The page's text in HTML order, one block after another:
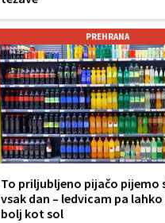
PREHRANA
To priljubljeno pijačo pijemo
vsak dan – ledvicam pa
bolj kot sol